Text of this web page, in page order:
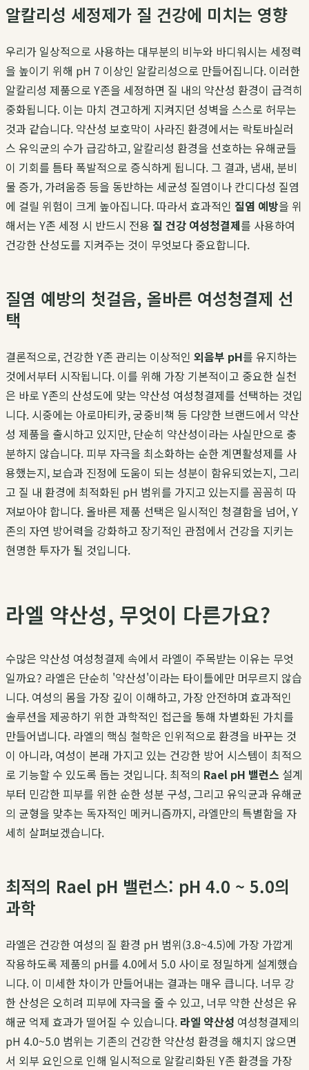
알칼리성 세정제가 질 건강에 미치는 영향
우리가 일상적으로 사용하는 대부분의 비누와 바디워시는 세정력
을 높이기 위해 pH 7 이상인 알칼리성으로 만들어집니다. 이러한
알칼리성 제품으로 Y존을 세정하면 질 내의 약산성 환경이 급격히
중화됩니다. 이는 마치 견고하게 지켜지던 성벽을 스스로 허무는
것과 같습니다. 약산성 보호막이 사라진 환경에서는 락토바실러
스 유익균의 수가 급감하고, 알칼리성 환경을 선호하는 유해균들
이 기회를 틈타 폭발적으로 증식하게 됩니다. 그 결과, 냄새, 분비
물 증가, 가려움증 등을 동반하는 세균성 질염이나 칸디다성 질염
에 걸릴 위험이 크게 높아집니다. 따라서 효과적인 질염 예방을 위
해서는 Y존 세정 시 반드시 전용 질 건강 여성청결제를 사용하여
건강한 산성도를 지켜주는 것이 무엇보다 중요합니다.
질염 예방의 첫걸음, 올바른 여성청결제 선
택
결론적으로, 건강한 Y존 관리는 이상적인 외음부 pH를 유지하는
것에서부터 시작됩니다. 이를 위해 가장 기본적이고 중요한 실천
은 바로 Y존의 산성도에 맞는 약산성 여성청결제를 선택하는 것입
니다. 시중에는 아로마티카, 궁중비책 등 다양한 브랜드에서 약산
성 제품을 출시하고 있지만, 단순히 약산성이라는 사실만으로 충
분하지 않습니다. 피부 자극을 최소화하는 순한 계면활성제를 사
용했는지, 보습과 진정에 도움이 되는 성분이 함유되었는지, 그리
고 질 내 환경에 최적화된 pH 범위를 가지고 있는지를 꼼꼼히 따
져보아야 합니다. 올바른 제품 선택은 일시적인 청결함을 넘어, Y
존의 자연 방어력을 강화하고 장기적인 관점에서 건강을 지키는
현명한 투자가 될 것입니다.
라엘 약산성, 무엇이 다른가요?
수많은 약산성 여성청결제 속에서 라엘이 주목받는 이유는 무엇
일까요? 라엘은 단순히 '약산성'이라는 타이틀에만 머무르지 않습
니다. 여성의 몸을 가장 깊이 이해하고, 가장 안전하며 효과적인
솔루션을 제공하기 위한 과학적인 접근을 통해 차별화된 가치를
만들어냅니다. 라엘의 핵심 철학은 인위적으로 환경을 바꾸는 것
이 아니라, 여성이 본래 가지고 있는 건강한 방어 시스템이 최적으
로 기능할 수 있도록 돕는 것입니다. 최적의 Rael pH 밸런스 설계
부터 민감한 피부를 위한 순한 성분 구성, 그리고 유익균과 유해균
의 균형을 맞추는 독자적인 메커니즘까지, 라엘만의 특별함을 자
세히 살펴보겠습니다.
최적의 Rael pH 밸런스: pH 4.0 ~ 5.0의
과학
라엘은 건강한 여성의 질 환경 pH 범위(3.8~4.5)에 가장 가깝게
작용하도록 제품의 pH를 4.0에서 5.0 사이로 정밀하게 설계했습
니다. 이 미세한 차이가 만들어내는 결과는 매우 큽니다. 너무 강
한 산성은 오히려 피부에 자극을 줄 수 있고, 너무 약한 산성은 유
해균 억제 효과가 떨어질 수 있습니다. 라엘 약산성 여성청결제의
pH 4.0~5.0 범위는 기존의 건강한 약산성 환경을 해치지 않으면
서 외부 요인으로 인해 일시적으로 알칼리화된 Y존 환경을 가장